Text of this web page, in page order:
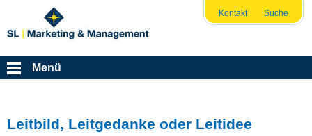
Kontakt Suche
Menü
Leitbild, Leitgedanke oder Leitidee